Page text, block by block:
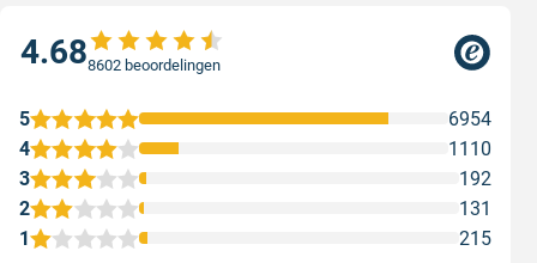
4.688602 beoordelingen
1 215
2 131
3 192
4 1110
5 6954